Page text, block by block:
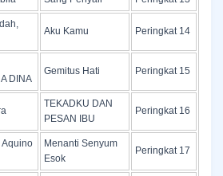
Aku Kamu Peringkat 14
DINA
Gemitus Hati Peringkat 15
TEKADKU DAN
PESAN IBU
Peringkat 16
Aquino
Menanti Senyum
Esok
Peringkat 17